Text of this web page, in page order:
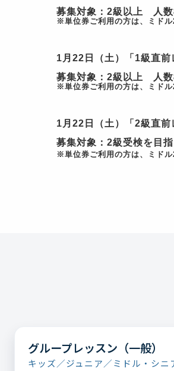
募集対象：2級以上 人数
※単位券ご利用の方は、ミド
1 月22 日（土） 「 1級直前
募集対象：2級以上 人数
※単位券ご利用の方は、ミド
1 月22 日（土） 「2級直前
募集対象：2級受検を目
※単位券ご利用の方は、ミド
グループレッスン（一般）
キッズ／ジュニア／ミドル・シニ